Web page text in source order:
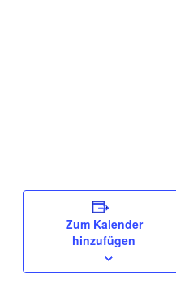
Zum Kalender
hinzufügen